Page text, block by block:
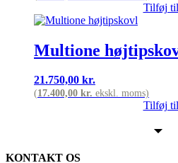
Tilføj
Multione
21.750,00 kr.
(17.400,00 kr. ekskl. moms)
Tilføj
KONTAKT OS